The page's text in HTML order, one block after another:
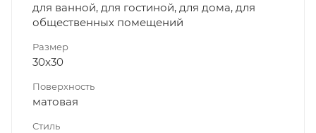
для ванной, для гостиной, для дома, для
общественных помещений
Размер
30x30
Поверхность
матовая
Стиль